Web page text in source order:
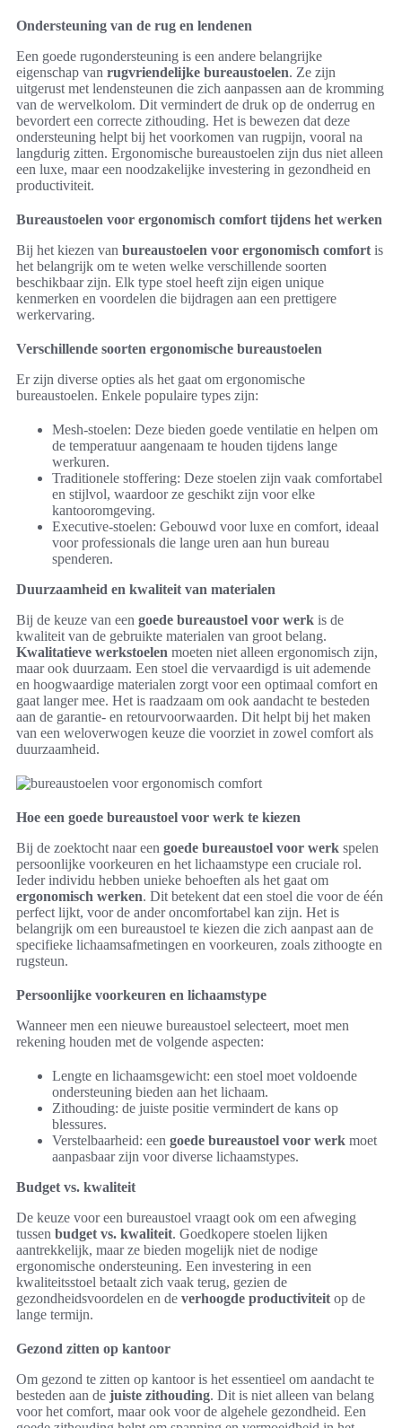
Ondersteuning van de rug en lendenen
Een goede rugondersteuning is een andere belangrijke
eigenschap van rugvriendelijke bureaustoelen. Ze zijn
uitgerust met lendensteunen die zich aanpassen aan de kromming
van de wervelkolom. Dit vermindert de druk op de onderrug en
bevordert een correcte zithouding. Het is bewezen dat deze
ondersteuning helpt bij het voorkomen van rugpijn, vooral na
langdurig zitten. Ergonomische bureaustoelen zijn dus niet alleen
een luxe, maar een noodzakelijke investering in gezondheid en
productiviteit.
Bureaustoelen voor ergonomisch comfort tijdens het werken
Bij het kiezen van bureaustoelen voor ergonomisch comfort is
het belangrijk om te weten welke verschillende soorten
beschikbaar zijn. Elk type stoel heeft zijn eigen unique
kenmerken en voordelen die bijdragen aan een prettigere
werkervaring.
Verschillende soorten ergonomische bureaustoelen
Er zijn diverse opties als het gaat om ergonomische
bureaustoelen. Enkele populaire types zijn:
Mesh-stoelen: Deze bieden goede ventilatie en helpen om
de temperatuur aangenaam te houden tijdens lange
werkuren.
Traditionele stoffering: Deze stoelen zijn vaak comfortabel
en stijlvol, waardoor ze geschikt zijn voor elke
kantooromgeving.
Executive-stoelen: Gebouwd voor luxe en comfort, ideaal
voor professionals die lange uren aan hun bureau
spenderen.
Duurzaamheid en kwaliteit van materialen
Bij de keuze van een goede bureaustoel voor werk is de
kwaliteit van de gebruikte materialen van groot belang.
Kwalitatieve werkstoelen moeten niet alleen ergonomisch zijn,
maar ook duurzaam. Een stoel die vervaardigd is uit ademende
en hoogwaardige materialen zorgt voor een optimaal comfort en
gaat langer mee. Het is raadzaam om ook aandacht te besteden
aan de garantie- en retourvoorwaarden. Dit helpt bij het maken
van een weloverwogen keuze die voorziet in zowel comfort als
duurzaamheid.
Hoe een goede bureaustoel voor werk te kiezen
Bij de zoektocht naar een goede bureaustoel voor werk spelen
persoonlijke voorkeuren en het lichaamstype een cruciale rol.
Ieder individu hebben unieke behoeften als het gaat om
ergonomisch werken. Dit betekent dat een stoel die voor de één
perfect lijkt, voor de ander oncomfortabel kan zijn. Het is
belangrijk om een bureaustoel te kiezen die zich aanpast aan de
specifieke lichaamsafmetingen en voorkeuren, zoals zithoogte en
rugsteun.
Persoonlijke voorkeuren en lichaamstype
Wanneer men een nieuwe bureaustoel selecteert, moet men
rekening houden met de volgende aspecten:
Lengte en lichaamsgewicht: een stoel moet voldoende
ondersteuning bieden aan het lichaam.
Zithouding: de juiste positie vermindert de kans op
blessures.
Verstelbaarheid: een goede bureaustoel voor werk moet
aanpasbaar zijn voor diverse lichaamstypes.
Budget vs. kwaliteit
De keuze voor een bureaustoel vraagt ook om een afweging
tussen budget vs. kwaliteit. Goedkopere stoelen lijken
aantrekkelijk, maar ze bieden mogelijk niet de nodige
ergonomische ondersteuning. Een investering in een
kwaliteitsstoel betaalt zich vaak terug, gezien de
gezondheidsvoordelen en de verhoogde productiviteit op de
lange termijn.
Gezond zitten op kantoor
Om gezond te zitten op kantoor is het essentieel om aandacht te
besteden aan de juiste zithouding. Dit is niet alleen van belang
voor het comfort, maar ook voor de algehele gezondheid. Een